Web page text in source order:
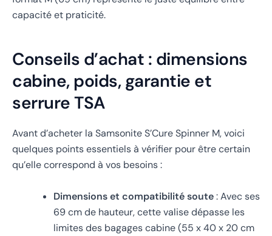
capacité et praticité.
Conseils d’achat : dimensions
cabine, poids, garantie et
serrure TSA
Avant d’acheter la Samsonite S’Cure Spinner M, voici
quelques points essentiels à vérifier pour être certain
qu’elle correspond à vos besoins :
Dimensions et compatibilité soute: Avec ses
69 cm de hauteur, cette valise dépasse les
limites des bagages cabine (55 x 40 x 20 cm